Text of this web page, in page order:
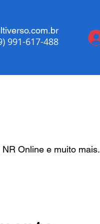
991-617-488
Online e muito mais.